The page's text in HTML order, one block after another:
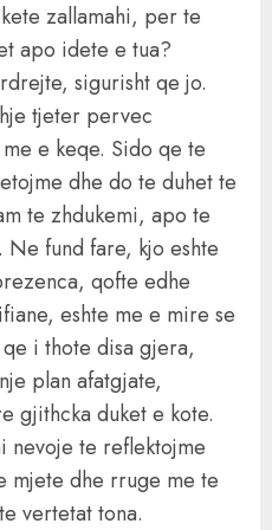
zallamahi, per te
apo idete e tua?
sigurisht qe jo.
tjeter pervec
e keqe. Sido qe te
dhe do te duhet te
te zhdukemi, apo te
fund fare, kjo eshte
qofte edhe
eshte me e mire se
i thote disa gjera,
plan afatgjate,
gjithcka duket e kote.
nevoje te reflektojme
mjete dhe rruge me te
vertetat tona.